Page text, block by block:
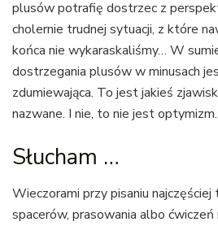
plusów potrafię dostrzec z
cholernie trudnej sytuacji, z które
końca nie wykaraskaliśmy… W
dostrzegania plusów w minusach
zdumiewająca. To jest jakieś
nazwane. I nie, to nie jest optymizm.
Słucham …
Wieczorami przy pisaniu
spacerów, prasowania albo